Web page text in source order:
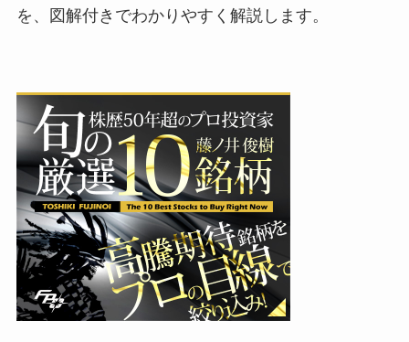
を、図解付きでわかりやすく解説します。